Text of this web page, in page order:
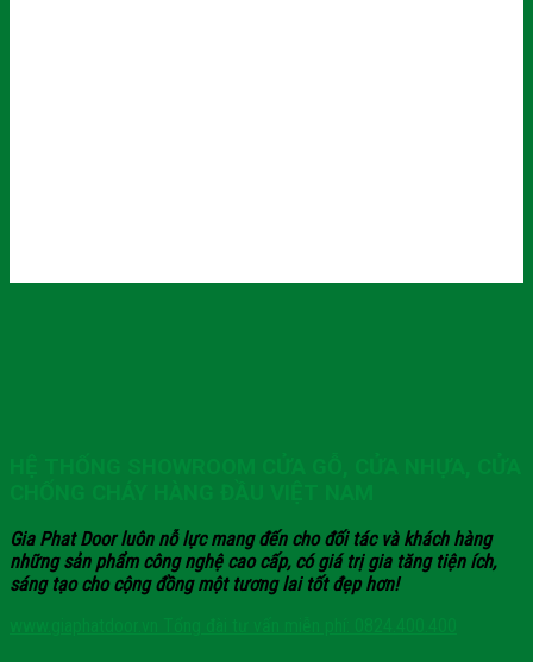
Gia Phat Door luôn nỗ lực mang đến cho đối tác và khách hàng
những sản phẩm công nghệ cao cấp, có giá trị gia tăng tiện ích,
sáng tạo cho cộng đồng một tương lai tốt đẹp hơn!